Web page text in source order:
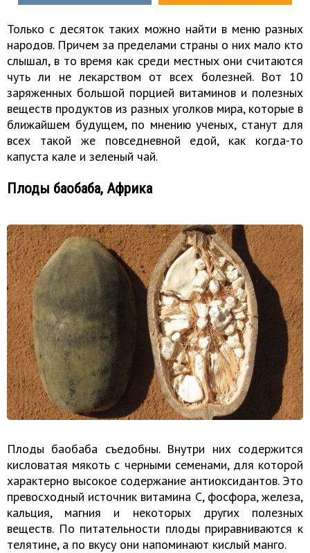
Только с десяток таких можно найти в меню разных
народов. Причем за пределами страны о них мало кто
слышал, в то время как среди местных они считаются
чуть ли не лекарством от всех болезней. Вот 10
заряженных большой порцией витаминов и полезных
веществ продуктов из разных уголков мира, которые в
ближайшем будущем, по мнению ученых, станут для
всех такой же повседневной едой, как когда-то
капуста кале и зеленый чай.
Плоды баобаба, Африка
Плоды баобаба съедобны. Внутри них содержится
кисловатая мякоть с черными семенами, для которой
характерно высокое содержание антиоксидантов. Это
превосходный источник витамина C, фосфора, железа,
кальция, магния и некоторых других полезных
веществ. По питательности плоды приравниваются к
телятине, а по вкусу они напоминают кислый манго.